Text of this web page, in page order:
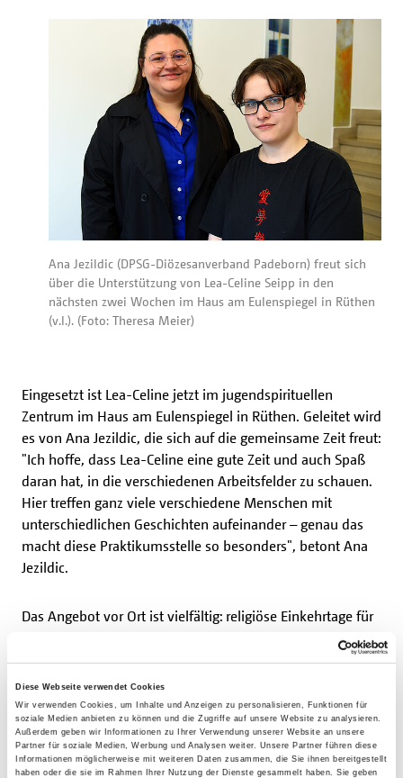
Diese Webseite verwendet Cookies
Wir verwenden Cookies, um Inhalte und Anzeigen zu personalisieren, Funktionen für
soziale Medien anbieten zu können und die Zugriffe auf unsere Website zu analysieren.
Außerdem geben wir Informationen zu Ihrer Verwendung unserer Website an unsere
Partner für soziale Medien, Werbung und Analysen weiter. Unsere Partner führen diese
Informationen möglicherweise mit weiteren Daten zusammen, die Sie ihnen bereitgestellt
haben oder die sie im Rahmen Ihrer Nutzung der Dienste gesammelt haben. Sie geben
Ana Jezildic (DPSG-Diözesanverband Padeborn) freut sich
über die Unterstützung von Lea-Celine Seipp in den
nächsten zwei Wochen im Haus am Eulenspiegel in Rüthen
(v.l.). (Foto: Theresa Meier)
Eingesetzt ist Lea-Celine jetzt im jugendspirituellen
Zentrum im Haus am Eulenspiegel in Rüthen. Geleitet wird
es von Ana Jezildic, die sich auf die gemeinsame Zeit freut:
"Ich hoffe, dass Lea-Celine eine gute Zeit und auch Spaß
daran hat, in die verschiedenen Arbeitsfelder zu schauen.
Hier treffen ganz viele verschiedene Menschen mit
unterschiedlichen Geschichten aufeinander – genau das
macht diese Praktikumsstelle so besonders", betont Ana
Jezildic.
Das Angebot vor Ort ist vielfältig: religiöse Einkehrtage für
Schulklassen, spirituelle Impulse an der Kapelle St. Georg
oder jugendspirituelle Formate. Ein besonderer
Schwerpunkt liegt auf dem neuen jugendspirituellen
Zentrum, das sich derzeit im Aufbau befindet. "Das
Konzept steht, nun geht es an die konkrete Umsetzung.
Erste Termine sind bereits geplant, an denen Lea-Celine
teilnehmen und Entscheidungsprozesse miterleben kann."